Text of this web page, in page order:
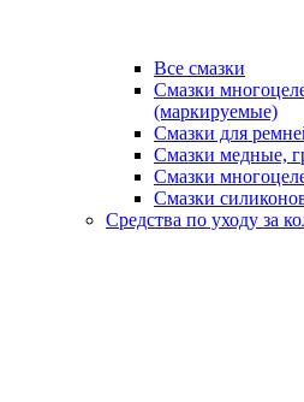
Все смазки
Смазки
(маркируемые)
Смазки для
Смазки медные,
Смазки
Смазки
Средства по уходу за